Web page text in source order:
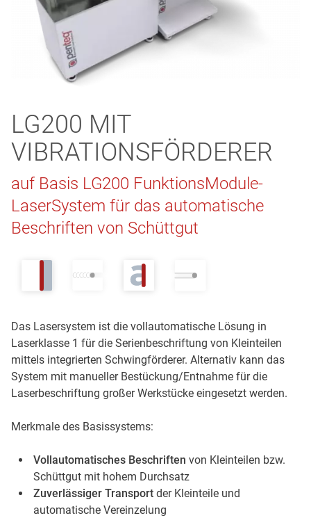
LG200 MIT
VIBRATIONSFÖRDERER
auf Basis LG200 FunktionsModule-
LaserSystem für das automatische
Beschriften von Schüttgut
Das Lasersystem ist die vollautomatische Lösung in
Laserklasse 1 für die Serienbeschriftung von Kleinteilen
mittels integrierten Schwingförderer. Alternativ kann das
System mit manueller Bestückung/Entnahme für die
Laserbeschriftung großer Werkstücke eingesetzt werden.
Merkmale des Basissystems:
Vollautomatisches Beschriften von Kleinteilen bzw.
Schüttgut mit hohem Durchsatz
Zuverlässiger Transport der Kleinteile und
automatische Vereinzelung